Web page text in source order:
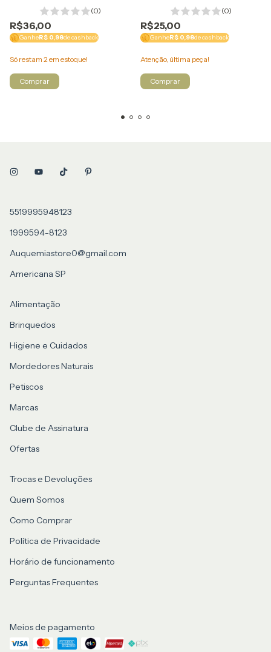
(0)
R$36,00
GanheR$ 0,98de cashback
Só restam 2em estoque!
(0)
R$25,00
GanheR$ 0,98de cashback
Atenção, última peça!
5519995948123
1999594-8123
Auquemiastore0@gmail.com
Americana SP
Alimentação
Brinquedos
Higiene e Cuidados
Mordedores Naturais
Petiscos
Marcas
Clube de Assinatura
Ofertas
Trocas e Devoluções
Quem Somos
Como Comprar
Política de Privacidade
Horário de funcionamento
Perguntas Frequentes
Meios de pagamento